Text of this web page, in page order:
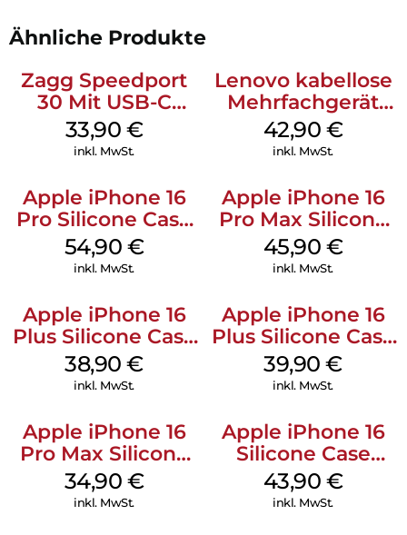
Ähnliche Produkte
Zagg Speedport
30 Mit USB-C
Kabel Weiß
33,90 €
inkl. MwSt.
Lenovo kabellose
Mehrfachgerät
Luna Grey
42,90 €
inkl. MwSt.
Apple iPhone 16
Pro Silicone Case
MagSafe Black
54,90 €
inkl. MwSt.
Apple iPhone 16
Pro Max Silicone
Case MagSafe
Ultramarine
45,90 €
inkl. MwSt.
Apple iPhone 16
Plus Silicone Case
MagSafe Denim
38,90€
inkl. MwSt.
Apple iPhone 16
Plus Silicone Case
MagSafe Plum
39,90€
inkl. MwSt.
Apple iPhone 16
Pro Max Silicone
Case MagSafe
Denim
34,90 €
inkl. MwSt.
Apple iPhone 16
Silicone Case
MagSafe Plum
43,90 €
inkl. MwSt.